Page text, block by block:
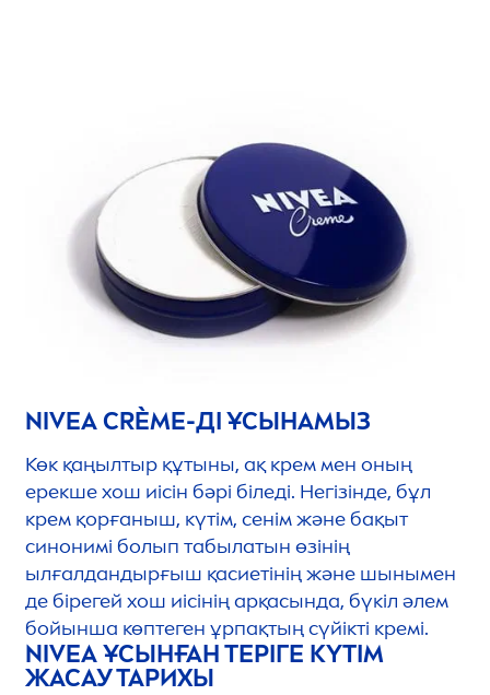
NIVEACRÈME-ДІ ҰСЫНАМЫЗ
Көк қаңылтыр құтыны, ақ крем мен оның
ерекше хош иісін бәрі біледі. Негізінде, бұл
крем қорғаныш, күтім, сенім және бақыт
синонимі болып табылатын өзінің
ылғалдандырғыш қасиетінің және шынымен
де бірегей хош иісінің арқасында, бүкіл әлем
бойынша көптеген ұрпақтың сүйікті кремі.
NIVEAҰСЫНҒАН ТЕРІГЕ КҮТІМ
ЖАСАУ ТАРИХЫ